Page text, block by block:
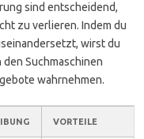
sind entscheidend,
zu verlieren. Indem du
wirst du
Suchmaschinen
wahrnehmen.
VORTEILE